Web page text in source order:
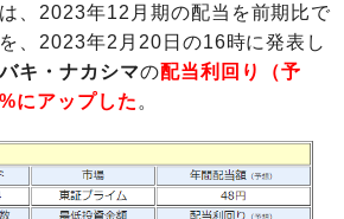
は、2023年12月期の配当を前期比で
、2023年2月20日の16時に発表し
キ・ナカシマの配当利回り（予
にアップした 。